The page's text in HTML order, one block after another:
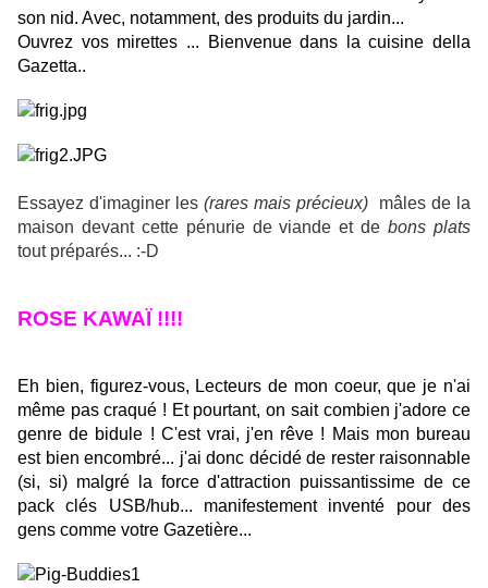
son nid. Avec, notamment, des produits du jardin...
Ouvrez vos mirettes ... Bienvenue dans la cuisine della
Gazetta..
Essayez d'imaginer les (rares mais précieux) mâles de la
maison devant cette pénurie de viande et debons plats
tout préparés... :-D
ROSE KAWAÏ !!!!
Eh bien, figurez-vous, Lecteurs de mon coeur, que je n'ai
même pas craqué ! Et pourtant, on sait combien j'adore ce
genre de bidule ! C'est vrai, j'en rêve ! Mais mon bureau
est bien encombré... j'ai donc décidé de rester raisonnable
(si, si) malgré la force d'attraction puissantissime de ce
pack clés USB/hub... manifestement inventé pour des
gens comme votre Gazetière...